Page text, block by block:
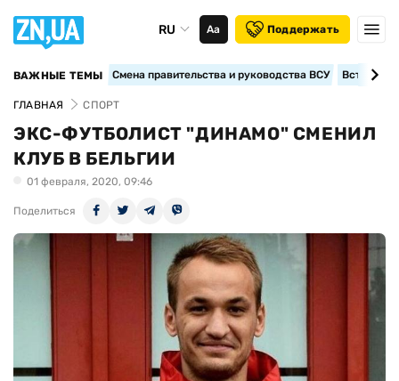
RU Аа Поддержать
ВАЖНЫЕ ТЕМЫ Смена правительства и руководства ВСУ
ГЛАВНАЯ СПОРТ
ЭКС-ФУТБОЛИСТ "ДИНАМО" СМЕНИЛ
КЛУБ В БЕЛЬГИИ
01 февраля, 2020, 09:46
Поделиться